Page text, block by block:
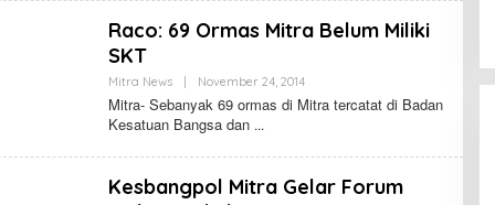
Raco: 69 Ormas Mitra Belum Miliki
SKT
Mitra News November 24, 2014O
L
E
Mitra- Sebanyak 69 ormas di Mitra tercatat di Badan
Kesatuan Bangsa dan
Kesbangpol Mitra Gelar Forum